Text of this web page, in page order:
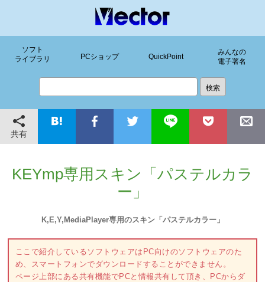
ソフト
ライブラリ
PCショップ QuickPoint
みんなの
電子署名
共有
KEYmp専用スキン「パステルカラ
ー」
K,E,Y,MediaPlayer専用のスキン「パステルカラー」
ここで紹介しているソフトウェアはPC向けのソフトウェアのた
め、スマートフォンでダウンロードすることができません。
ページ上部にある共有機能でPCと情報共有して頂き、PCからダ